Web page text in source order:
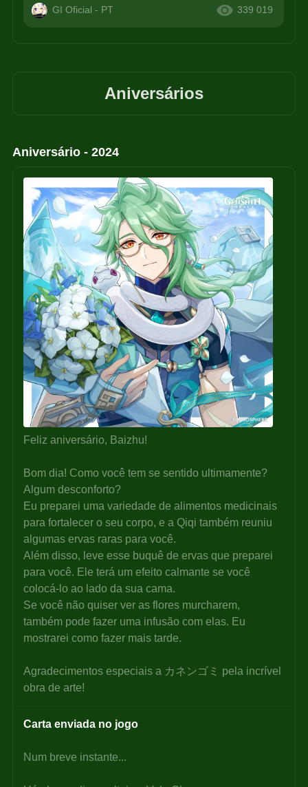
GI Oficial - PT 339 019
Aniversários
Aniversário - 2024
Feliz aniversário, Baizhu!
Bom dia! Como você tem se sentido ultimamente?
Algum desconforto?
Eu preparei uma variedade de alimentos medicinais
para fortalecer o seu corpo, e a Qiqi também reuniu
algumas ervas raras para você.
Além disso, leve esse buquê de ervas que preparei
para você. Ele terá um efeito calmante se você
colocá-lo ao lado da sua cama.
Se você não quiser ver as flores murcharem,
também pode fazer uma infusão com elas. Eu
mostrarei como fazer mais tarde.
Agradecimentos especiais a カネンゴミ pela incrível
obra de arte!
Carta enviada no jogo
Num breve instante...